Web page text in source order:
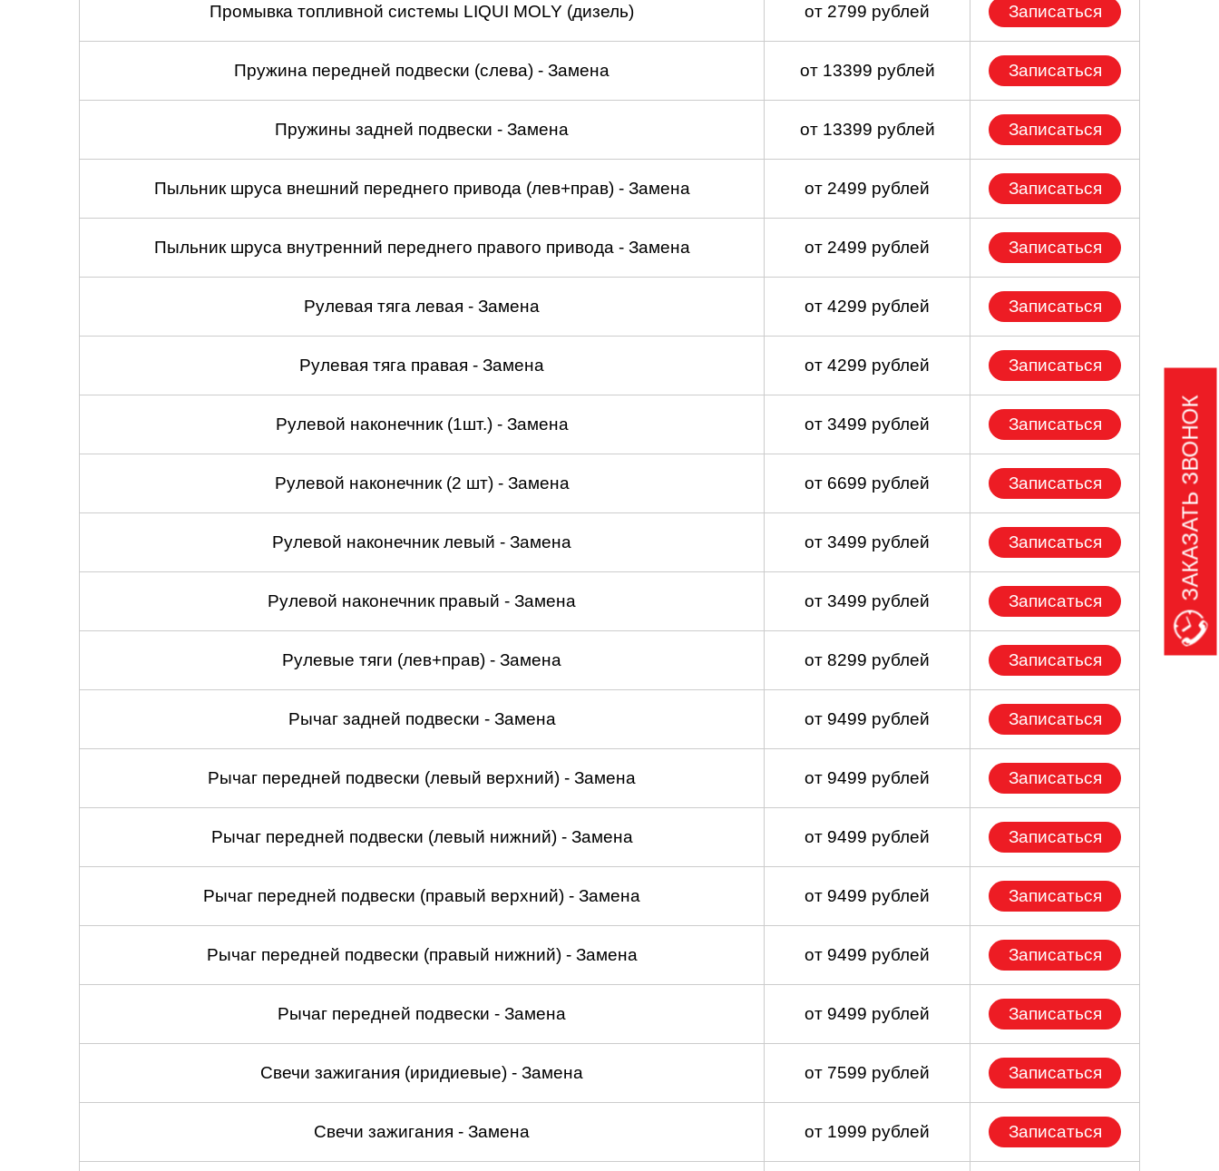
Промывка топливной системы LIQUI MOLY (дизель) от 2799 рублей Записаться
Пружина передней подвески (слева) - Замена от 13399 рублей Записаться
Пружины задней подвески - Замена от 13399 рублей Записаться
Пыльник шруса внешний переднего привода (лев+прав) - Замена от 2499 рублей Записаться
Пыльник шруса внутренний переднего правого привода - Замена от 2499 рублей Записаться
Рулевая тяга левая - Замена от 4299 рублей Записаться
Рулевая тяга правая - Замена от 4299 рублей Записаться
Рулевой наконечник (1шт.) - Замена от 3499 рублей Записаться
Рулевой наконечник (2 шт) - Замена от 6699 рублей Записаться
Рулевой наконечник левый - Замена от 3499 рублей Записаться
Рулевой наконечник правый - Замена от 3499 рублей Записаться
Рулевые тяги (лев+прав) - Замена от 8299 рублей Записаться
Рычаг задней подвески - Замена от 9499 рублей Записаться
Рычаг передней подвески (левый верхний) - Замена от 9499 рублей Записаться
Рычаг передней подвески (левый нижний) - Замена от 9499 рублей Записаться
Рычаг передней подвески (правый верхний) - Замена от 9499 рублей Записаться
Рычаг передней подвески (правый нижний) - Замена от 9499 рублей Записаться
Рычаг передней подвески - Замена от 9499 рублей Записаться
Свечи зажигания (иридиевые) - Замена от 7599 рублей Записаться
Свечи зажигания - Замена от 1999 рублей Записаться
ЗАКАЗАТЬ ЗВОНОК